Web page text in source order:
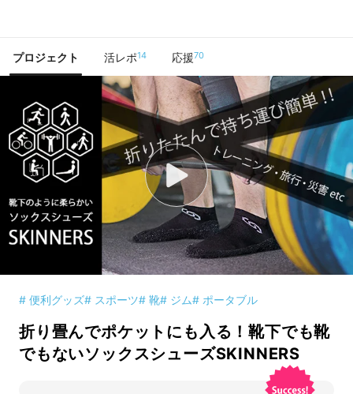
プロジェクト 活レポ14 応援70
# 便利グッズ# スポーツ# 靴# ジム# ポータブル
折り畳んでポケットにも入る！靴下でも靴
でもないソックスシューズSKINNERS